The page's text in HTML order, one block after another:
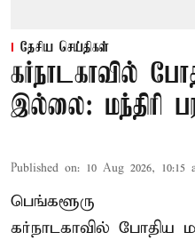
தேசிய செய்திகள்
கர்நாடகாவில்
இல்லை: மந்திரி
Published on: 10 Aug 2026, 10:15
பெங்களூரு
கர்நாடகாவில்